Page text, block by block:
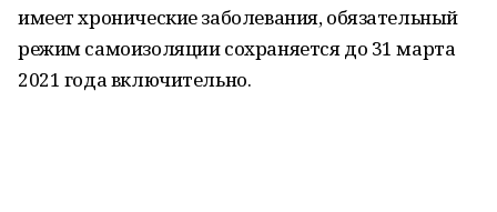
имеет хронические заболевания, обязательный
режим самоизоляции сохраняется до 31 марта
2021 года включительно.